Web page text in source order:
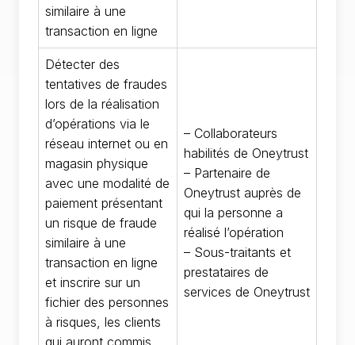
similaire à une
transaction en ligne
Détecter des
tentatives de fraudes
lors de la réalisation
d’opérations via le
réseau internet ou en
magasin physique
avec une modalité de
paiement présentant
un risque de fraude
similaire à une
transaction en ligne
et inscrire sur un
fichier des personnes
à risques, les clients
qui auront commis
– Collaborateurs
habilités de Oneytrust
– Partenaire de
Oneytrust auprès de
qui la personne a
réalisé l’opération
– Sous-traitants et
prestataires de
services de Oneytrust